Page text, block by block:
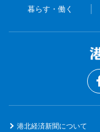
暮らす・働く
港北経済新聞について